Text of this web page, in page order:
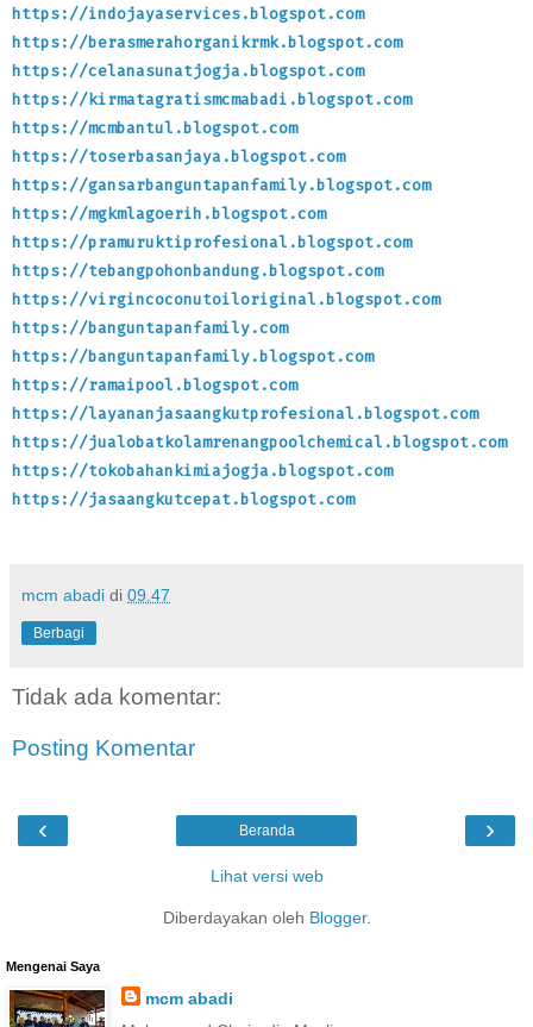
https://indojayaservices.blogspot.com
https://berasmerahorganikrmk.blogspot.com
https://celanasunatjogja.blogspot.com
https://kirmatagratismcmabadi.blogspot.com
https://mcmbantul.blogspot.com
https://toserbasanjaya.blogspot.com
https://gansarbanguntapanfamily.blogspot.com
https://mgkmlagoerih.blogspot.com
https://pramuruktiprofesional.blogspot.com
https://tebangpohonbandung.blogspot.com
https://virgincoconutoiloriginal.blogspot.com
https://banguntapanfamily.com
https://banguntapanfamily.blogspot.com
https://ramaipool.blogspot.com
https://layananjasaangkutprofesional.blogspot.com
https://jualobatkolamrenangpoolchemical.blogspot.com
https://tokobahankimiajogja.blogspot.com
https://jasaangkutcepat.blogspot.com
mcm abadi di 09.47
Berbagi
Tidak ada komentar:
Posting Komentar
‹ ›
Beranda
Lihat versi web
Diberdayakan oleh Blogger.
Mengenai Saya
mcm abadi